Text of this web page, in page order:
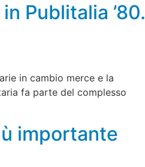
Publitalia ’80.
in cambio merce e la
fa parte del complesso
importante